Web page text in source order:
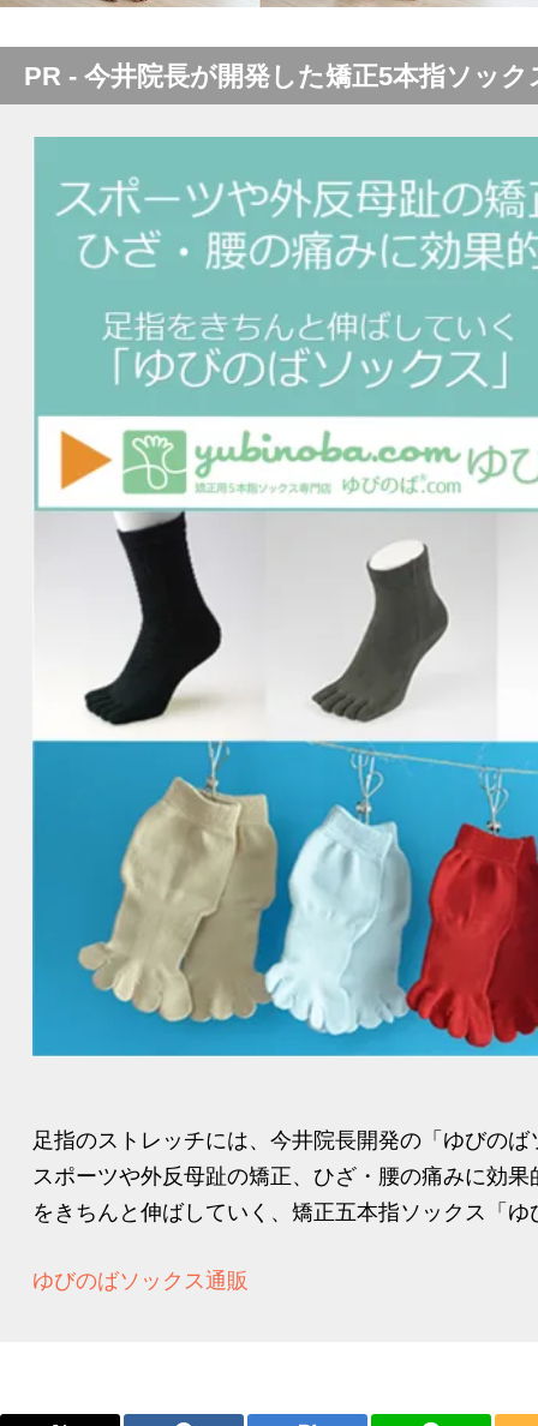
PR - 今井院長が開発した矯正5本指ソック
足指のストレッチには、今井院長開発の「ゆびの
スポーツや外反母趾の矯正、ひざ・腰の痛みに効
をきちんと伸ばしていく、矯正五本指ソックス「
ゆびのばソックス通販